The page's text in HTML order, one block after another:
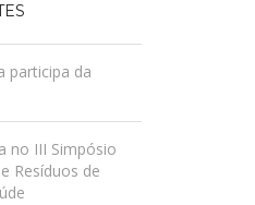
participa da
no III Simpósio
Resíduos de